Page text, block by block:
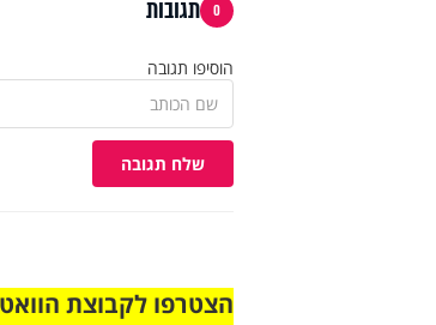
0 תגובות
הוסיפו תגובה
שלח תגובה